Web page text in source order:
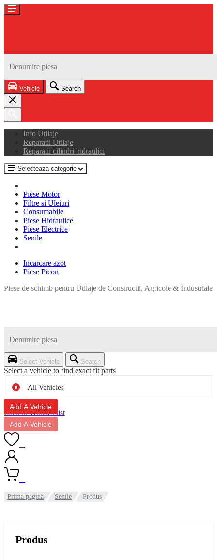
Vehicle Search
Info Utilaje
Reparatii Utilaje
Reparatii cilindri hidraulici
Selecteaza categorie
Piese Motor
Filtre si Uleiuri
Consumabile
Piese Hidraulice
Piese Electrice
Senile
Incarcare azot
Piese Picon
Piese de schimb pentru Utilaje de Constructii, Agricole & Industriale
Select Vehicle Search
Select a vehicle to find exact fit parts
All Vehicles
Add A Vehicle
Back to vehicles list
Add A Vehicle
Prima pagină Senile Produs
Produs